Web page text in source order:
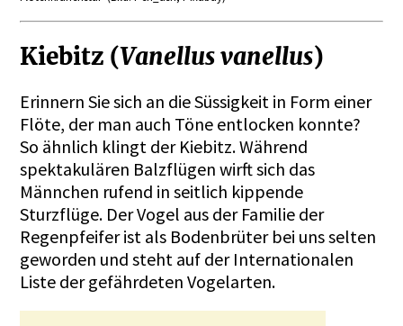
Kiebitz (Vanellus vanellus)
Erinnern Sie sich an die Süssigkeit in Form einer
Flöte, der man auch Töne entlocken konnte?
So ähnlich klingt der Kiebitz. Während
spektakulären Balzflügen wirft sich das
Männchen rufend in seitlich kippende
Sturzflüge. Der Vogel aus der Familie der
Regenpfeifer ist als Bodenbrüter bei uns selten
geworden und steht auf der Internationalen
Liste der gefährdeten Vogelarten.